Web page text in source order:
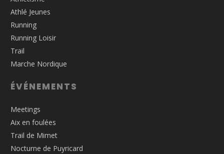
Athlé Jeunes
Running
Running Loisir
Trail
Marche Nordique
ÉVÉNEMENTS
Meetings
Aix en foulées
Trail de Mimet
Nocturne de Puyricard